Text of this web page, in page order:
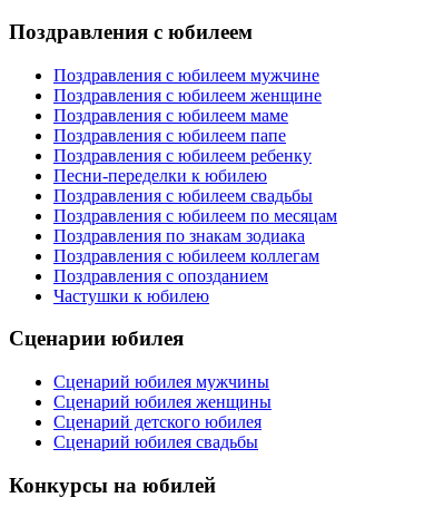
Поздравления с юбилеем
Поздравления с юбилеем мужчине
Поздравления с юбилеем женщине
Поздравления с юбилеем маме
Поздравления с юбилеем папе
Поздравления с юбилеем ребенку
Песни-переделки к юбилею
Поздравления с юбилеем свадьбы
Поздравления с юбилеем по месяцам
Поздравления по знакам зодиака
Поздравления с юбилеем коллегам
Поздравления с опозданием
Частушки к юбилею
Сценарии юбилея
Сценарий юбилея мужчины
Сценарий юбилея женщины
Сценарий детского юбилея
Сценарий юбилея свадьбы
Конкурсы на юбилей